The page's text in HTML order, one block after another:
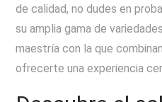
de calidad, no dudes en
su amplia gama de
maestría con la que
ofrecerte una experiencia